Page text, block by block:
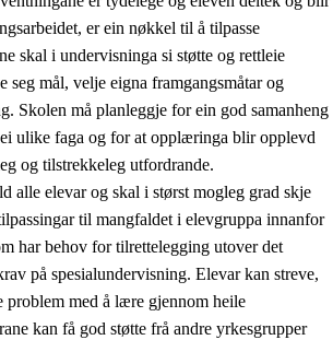
er ein nøkkel til å tilpasse
skal i undervisninga si støtte og rettleie
seg mål, velje eigna framgangsmåtar og
Skolen må planleggje for ein god samanheng
ulike faga og for at opplæringa blir opplevd
og tilstrekkeleg utfordrande.
alle elevar og skal i størst mogleg grad skje
til mangfaldet i elevgruppa innanfor
har behov for tilrettelegging utover det
på spesialundervisning. Elevar kan streve,
problem med å lære gjennom heile
kan få god støtte frå andre yrkesgrupper